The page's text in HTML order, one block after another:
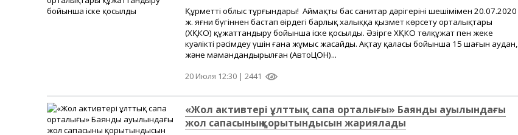
Құрметті облыс тұрғындары! Аймақтың бас санитар дәрігерінің шешімімен 20.07.2020
ж. яғни бүгіннен бастап өңірдегі барлық халыққа қызмет көрсету орталықтары
(ХҚКО) құжаттандыру бойынша іске қосылды. Әзірге ХҚКО төлқұжат пен жеке
куәлікті рәсімдеу үшін ғана жұмыс жасайды. Ақтау қаласы бойынша 15 шағын аудан,
және мамандандырылған (АвтоЦОН)...
20 Июля 12:30 | 2441
«Жол активтері ұлттық сапа орталығы» Баянды ауылындағы
жол сапасының қорытындысын жариялады